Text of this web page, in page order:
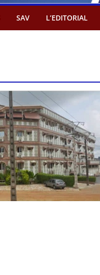
SAV L’EDITORIAL